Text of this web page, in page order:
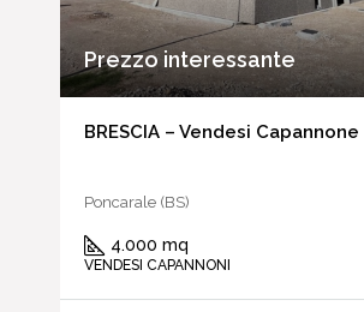
Prezzo interessante
BRESCIA – Vendesi Capannone
Poncarale (BS)
4.000 mq
VENDESI CAPANNONI